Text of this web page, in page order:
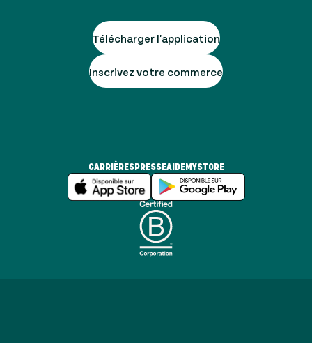
Télécharger l'application
Inscrivez votre commerce
CARRIÈRESPRESSEAIDEMYSTORE